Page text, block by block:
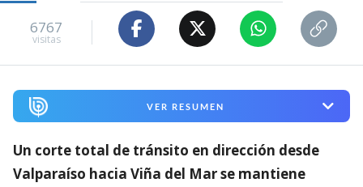
6767
visitas
VER RESUMEN
Un corte total de tránsito en dirección desde
Valparaíso hacia Viña del Mar se mantiene